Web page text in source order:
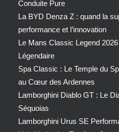
Conduite Pure
La BYD Denza Z : quand la
performance et l’innovation
Le Mans Classic Legend
Légendaire
Spa Classic : Le Temple du
au Cœur des Ardennes
Lamborghini Diablo GT : Le
Séquoias
Lamborghini Urus SE